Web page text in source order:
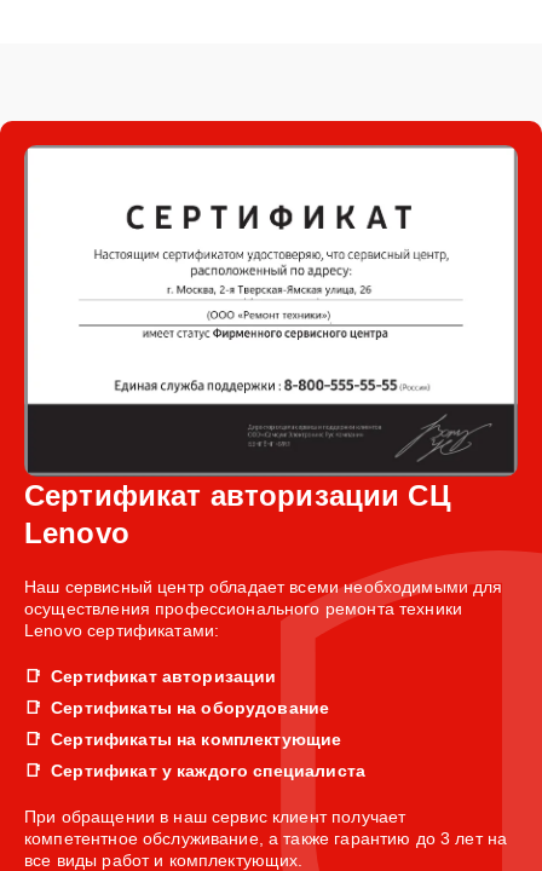
Сертификат авторизации СЦ
Lenovo
Наш сервисный центр обладает всеми необходимыми для
осуществления профессионального ремонта техники
Lenovo сертификатами:
Сертификат авторизации
Сертификаты на оборудование
Сертификаты на комплектующие
Сертификат у каждого специалиста
При обращении в наш сервис клиент получает
компетентное обслуживание, а также гарантию до 3 лет на
все виды работ и комплектующих.